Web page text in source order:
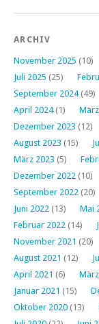
ARCHIV
November 2025 (10)
Juli 2025 (25)
September 2024(49)
April 2024(1)
Dezember 2023 (12)
August 2023 (15)
März 2023 (5)
Dezember 2022 (10)
September 2022 (20)
Juni 2022 (13) Mai
Februar 2022 (14)
November 2021 (20)
August 2021 (12)
April 2021 (6)
Januar 2021 (15)
Oktober 2020 (13)